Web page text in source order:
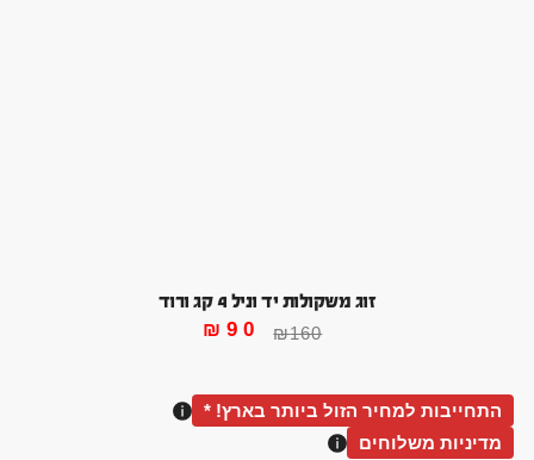
זוג משקולות יד וניל 4 קג ורוד
₪160
₪90
התחייבות למחיר הזול ביותר בארץ! *
מדיניות משלוחים